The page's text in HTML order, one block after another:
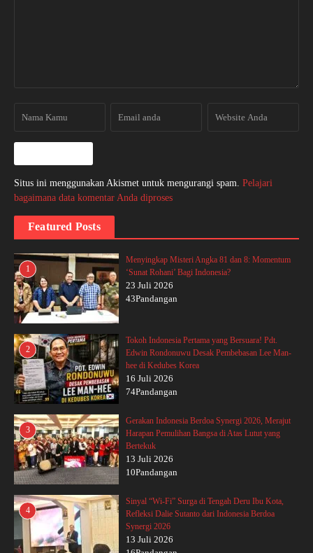
Situs ini menggunakan Akismet untuk mengurangi spam. Pelajari
bagaimana data komentar Anda diproses
Featured Posts
1
Menyingkap Misteri Angka 81 dan 8: Momentum
‘Sunat Rohani’ Bagi Indonesia?
23 Juli 2026
43Pandangan
2
Tokoh Indonesia Pertama yang Bersuara! Pdt.
Edwin Rondonuwu Desak Pembebasan Lee Man-
hee di Kedubes Korea
16 Juli 2026
74Pandangan
3
Gerakan Indonesia Berdoa Synergi 2026, Merajut
Harapan Pemulihan Bangsa di Atas Lutut yang
Bertekuk
13 Juli 2026
10Pandangan
4
Sinyal “Wi-Fi” Surga di Tengah Deru Ibu Kota,
Refleksi Dalie Sutanto dari Indonesia Berdoa
Synergi 2026
13 Juli 2026